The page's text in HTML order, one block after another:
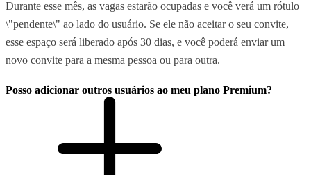
Durante esse mês, as vagas estarão ocupadas e você verá um rótulo
\"pendente\" ao lado do usuário. Se ele não aceitar o seu convite,
esse espaço será liberado após 30 dias, e você poderá enviar um
novo convite para a mesma pessoa ou para outra.
Posso adicionar outros usuários ao meu plano Premium?